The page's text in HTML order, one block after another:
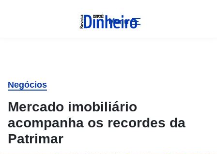
Menu
Negócios
Mercado imobiliário
acompanha os recordes da
Patrimar